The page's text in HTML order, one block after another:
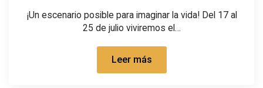
¡Un escenario posible para imaginar la vida! Del 17 al
25 de julio viviremos el…
Leer más